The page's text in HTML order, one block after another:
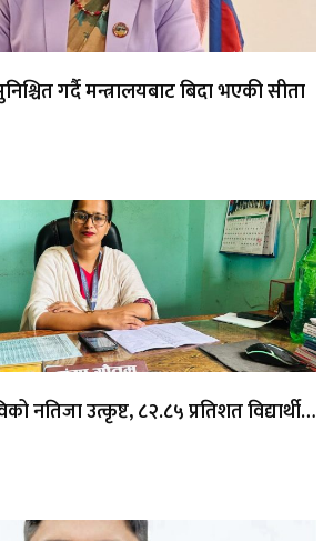
गर्दै मन्त्रालयबाट बिदा भएकी सीता
नतिजा उत्कृष्ट, ८२.८५ प्रतिशत विद्यार्थी…